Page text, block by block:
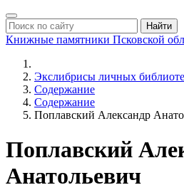
Найти
Книжные памятники Псковской
Экслибрисы личных
Содержание
Содержание
Поплавский Александр
Поплавский
Анатольевич